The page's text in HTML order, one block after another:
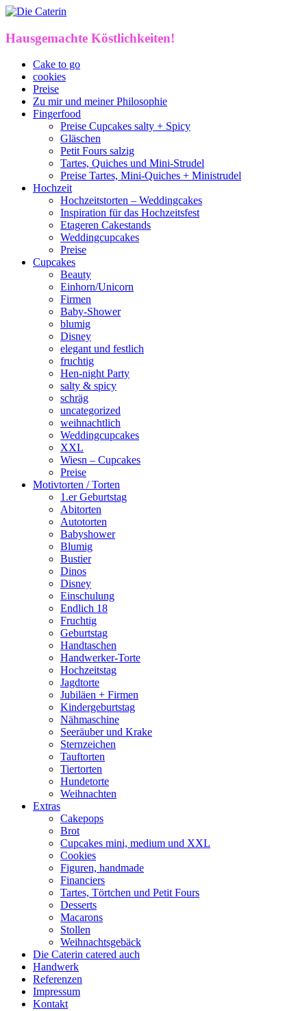
Hausgemachte Köstlichkeiten!
Cake to go
cookies
Preise
Zu mir und meiner Philosophie
Fingerfood
Preise Cupcakes salty + Spicy
Gläschen
Petit Fours salzig
Tartes, Quiches und Mini-Strudel
Preise Tartes, Mini-Quiches + Ministrudel
Hochzeit
Hochzeitstorten – Weddingcakes
Inspiration für das Hochzeitsfest
Etageren Cakestands
Weddingcupcakes
Preise
Cupcakes
Beauty
Einhorn/Unicorn
Firmen
Baby-Shower
blumig
Disney
elegant und festlich
fruchtig
Hen-night Party
salty & spicy
schräg
uncategorized
weihnachtlich
Weddingcupcakes
XXL
Wiesn – Cupcakes
Preise
Motivtorten / Torten
1.er Geburtstag
Abitorten
Autotorten
Babyshower
Blumig
Bustier
Dinos
Disney
Einschulung
Endlich 18
Fruchtig
Geburtstag
Handtaschen
Handwerker-Torte
Hochzeitstag
Jagdtorte
Jubiläen + Firmen
Kindergeburtstag
Nähmaschine
Seeräuber und Krake
Sternzeichen
Tauftorten
Tiertorten
Hundetorte
Weihnachten
Extras
Cakepops
Brot
Cupcakes mini, medium und XXL
Cookies
Figuren, handmade
Financiers
Tartes, Törtchen und Petit Fours
Desserts
Macarons
Stollen
Weihnachtsgebäck
Die Caterin catered auch
Handwerk
Referenzen
Impressum
Kontakt